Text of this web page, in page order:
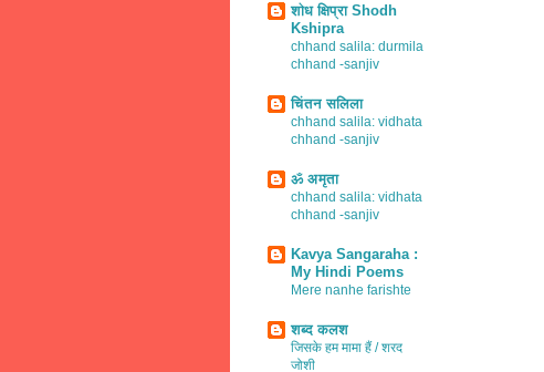
शोध क्षिप्रा Shodh
Kshipra
chhand salila: durmila
chhand -sanjiv
चिंतन सलिला
chhand salila: vidhata
chhand -sanjiv
ॐ अमृता
chhand salila: vidhata
chhand -sanjiv
Kavya Sangaraha :
My Hindi Poems
Mere nanhe farishte
शब्द कलश
जिसके हम मामा हैं / शरद
जोशी